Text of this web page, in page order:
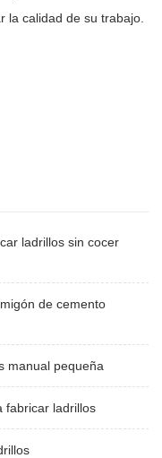
la calidad de su trabajo.
ladrillos sin cocer
de cemento
manual pequeña
fabricar ladrillos